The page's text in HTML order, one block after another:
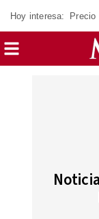
Hoy interesa: Precio